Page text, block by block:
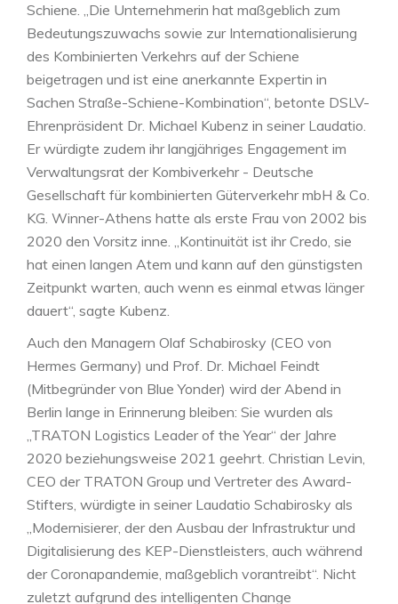
Schiene. „Die Unternehmerin hat maßgeblich zum
Bedeutungszuwachs sowie zur Internationalisierung
des Kombinierten Verkehrs auf der Schiene
beigetragen und ist eine anerkannte Expertin in
Sachen Straße-Schiene-Kombination“, betonte DSLV-
Ehrenpräsident Dr. Michael Kubenz in seiner Laudatio.
Er würdigte zudem ihr langjähriges Engagement im
Verwaltungsrat der Kombiverkehr - Deutsche
Gesellschaft für kombinierten Güterverkehr mbH & Co.
KG. Winner-Athens hatte als erste Frau von 2002 bis
2020 den Vorsitz inne. „Kontinuität ist ihr Credo, sie
hat einen langen Atem und kann auf den günstigsten
Zeitpunkt warten, auch wenn es einmal etwas länger
dauert“, sagte Kubenz.
Auch den Managern Olaf Schabirosky (CEO von
Hermes Germany) und Prof. Dr. Michael Feindt
(Mitbegründer von Blue Yonder) wird der Abend in
Berlin lange in Erinnerung bleiben: Sie wurden als
„TRATON Logistics Leader of the Year“ der Jahre
2020 beziehungsweise 2021 geehrt. Christian Levin,
CEO der TRATON Group und Vertreter des Award-
Stifters, würdigte in seiner Laudatio Schabirosky als
„Modernisierer, der den Ausbau der Infrastruktur und
Digitalisierung des KEP-Dienstleisters, auch während
der Coronapandemie, maßgeblich vorantreibt“. Nicht
zuletzt aufgrund des intelligenten Change